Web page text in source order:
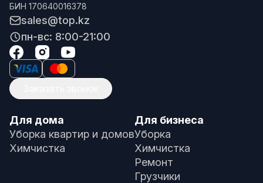
БИН 170640016378
sales@top.kz
пн-вс: 8:00-21:00
Для дома
Уборка квартир и домов
Химчистка
Для бизнеса
Уборка
Химчистка
Ремонт
Грузчики